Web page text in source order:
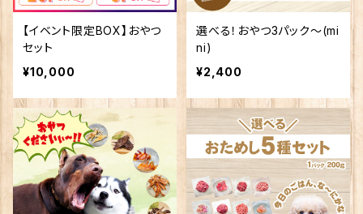
【イベント限定BOX】おやつ
セット
¥10,000
選べる！おやつ3パック～(mi
ni)
¥2,400